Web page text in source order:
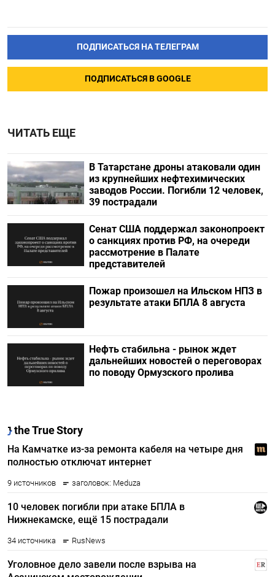
ПОДПИСАТЬСЯ НА ТЕЛЕГРАМ
ПОДПИСАТЬСЯ В GOOGLE
ЧИТАТЬ ЕЩЕ
В Татарстане дроны атаковали один
из крупнейших нефтехимических
заводов России. Погибли 12 человек,
39 пострадали
Сенат США поддержал законопроект
о санкциях против РФ, на очереди
рассмотрение в Палате
представителей
Пожар произошел на Ильском НПЗ в
результате атаки БПЛА 8 августа
Нефть стабильна - рынок ждет
дальнейших новостей о переговорах
по поводу Ормузского пролива